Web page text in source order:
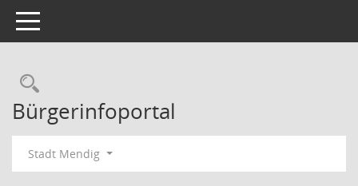
Toggle navigation
Rechercheauswahl
Bürgerinfoportal
Stadt Mendig